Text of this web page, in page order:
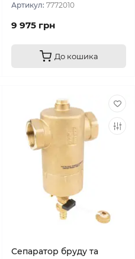
Артикул: 7772010
9 975 грн
До кошика
Сепаратор бруду та